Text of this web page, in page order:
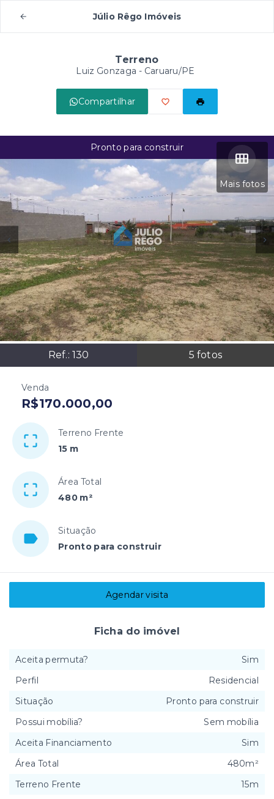
Júlio Rêgo Imóveis
Terreno
Luiz Gonzaga - Caruaru/PE
Compartilhar
Mais fotos
Ref.: 130 5 fotos
Pronto para construir
Venda
R$170.000,00
Terreno Frente
15 m
Área Total
480 m²
Situação
Pronto para construir
Agendar visita
Ficha do imóvel
Aceita permuta?
Sim
Perfil
Residencial
Situação
Pronto para construir
Possui mobília?
Sem mobília
Aceita Financiamento
Sim
Área Total
480m²
Terreno Frente
15m